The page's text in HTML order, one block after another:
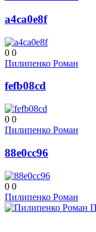
a4ca0e8f
0 0
Пилипенко Роман
fefb08cd
0 0
Пилипенко Роман
88e0cc96
0 0
Пилипенко Роман